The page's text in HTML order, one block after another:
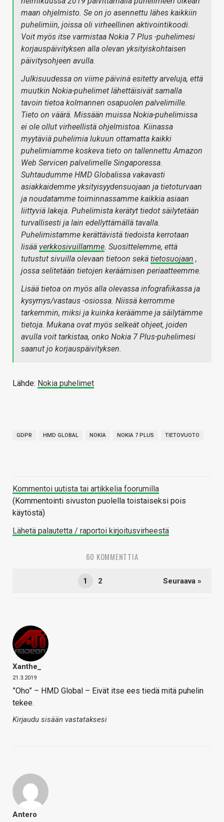
maan ohjelmisto. Se on jo asennettu lähes kaikkiin
puhelimiin, joissa oli virheellinen aktivointikoodi.
Voit myös itse varmistaa Nokia 7 Plus -puhelimesi
korjauspäivityksen alla olevan yksityiskohtaisen
päivitysohjeen avulla.
Julkisuudessa on viime päivinä esitetty arveluja, että
muutkin Nokia-puhelimet lähettäisivät samalla
tavoin tietoa kolmannen osapuolen palvelimille.
Tieto on väärä. Missään muissa Nokia-puhelimissa
ei ole ollut virheellistä ohjelmistoa. Kiinassa
myytäviä puhelimia lukuun ottamatta kaikki
puhelimiamme koskeva tieto on tallennettu Amazon
Web Servicen palvelimelle Singaporessa.
Suhtaudumme HMD Globalissa vakavasti
asiakkaidemme yksityisyydensuojaan ja tietoturvaan
ja noudatamme toiminnassamme kaikkia asiaan
liittyviä lakeja. Puhelimista kerätyt tiedot säilytetään
turvallisesti ja lain edellyttämällä tavalla.
Puhelimistamme kerättävistä tiedoista kerrotaan
lisää verkkosivuillamme. Suosittelemme, että
tutustut sivuilla olevaan tietoon sekä tietosuojaan ,
jossa selitetään tietojen keräämisen periaatteemme.
Lisää tietoa on myös alla olevassa infografiikassa ja
kysymys/vastaus -osiossa. Niissä kerromme
tarkemmin, miksi ja kuinka keräämme ja säilytämme
tietoja. Mukana ovat myös selkeät ohjeet, joiden
avulla voit tarkistaa, onko Nokia 7 Plus-puhelimesi
saanut jo korjauspäivityksen.
Lähde: Nokia puhelimet
GDPR HMD GLOBAL NOKIA NOKIA 7 PLUS TIETOVUOTO
Kommentoi uutista tai artikkelia foorumilla
(Kommentointi sivuston puolella toistaiseksi pois
käytöstä)
Lähetä palautetta / raportoi kirjoitusvirheestä
60 KOMMENTTIA
1 2 Seuraava »
Xanthe_
21.3.2019
”Oho” – HMD Global – Eivät itse ees tiedä mitä puhelin
tekee.
Kirjaudu sisään vastataksesi
Antero